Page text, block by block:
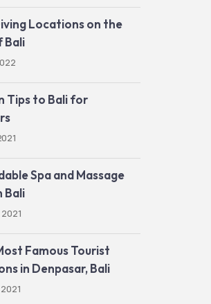
Locations on the
Bali
Tips to Bali for
Spa and Massage
Bali
Famous Tourist
in Denpasar, Bali